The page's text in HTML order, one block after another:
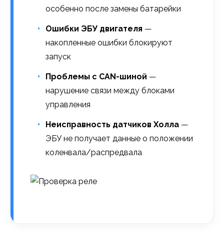
особенно после замены батарейки
Ошибки ЭБУ двигателя —
накопленные ошибки блокируют
запуск
Проблемы с CAN-шиной —
нарушение связи между блоками
управления
Неисправность датчиков Холла —
ЭБУ не получает данные о положении
коленвала/распредвала